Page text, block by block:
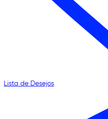
Lista de Desejos